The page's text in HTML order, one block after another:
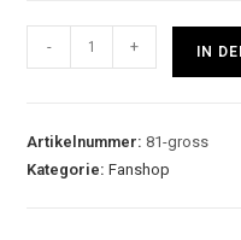
- + IN
Artikelnummer:81-gross
Kategorie:Fanshop